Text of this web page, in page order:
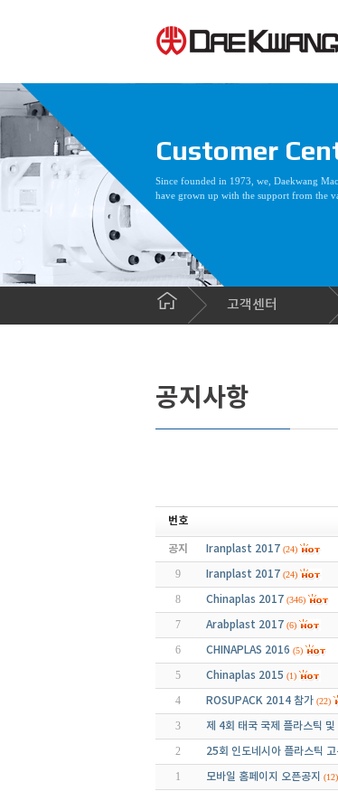
Customer
Since founded in 1973, we, Daekwang
have grown up with the support from the
고객센터
공지사항
번호
공지 Iranplast 2017 (24)
9 Iranplast 2017 (24)
8 Chinaplas 2017 (346)
7 Arabplast 2017 (6)
6 CHINAPLAS 2016 (5)
5 Chinaplas 2015 (1)
4 ROSUPACK 2014 참가 (22)
3 제 4회 태국 국제 플라스틱
2 25회 인도네시아 플라스틱
1 모바일 홈페이지 오픈공지 (12)